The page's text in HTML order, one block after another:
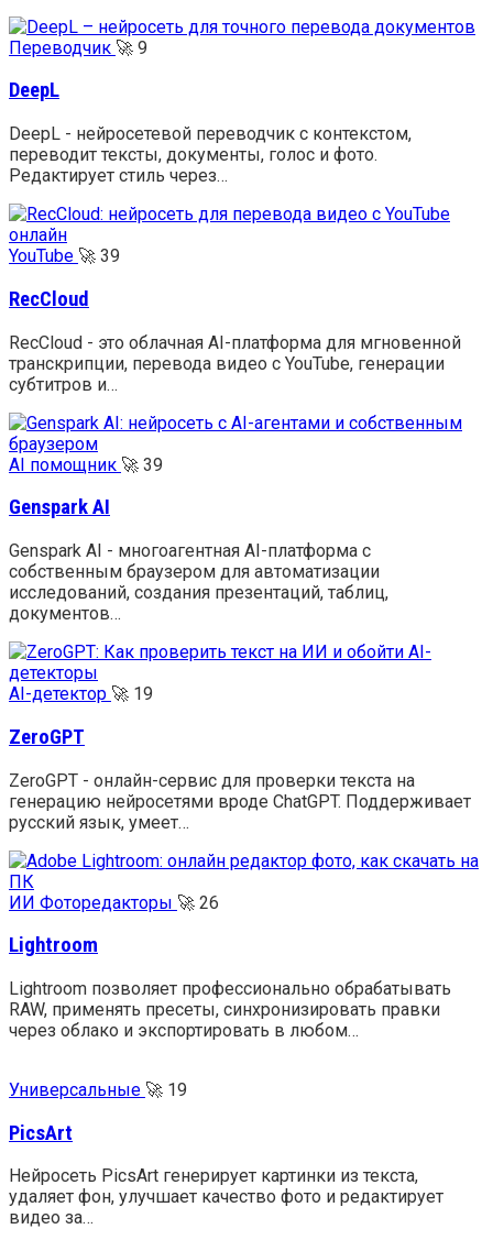
Переводчик 🚀 9
DeepL
DeepL - нейросетевой переводчик с контекстом,
переводит тексты, документы, голос и фото.
Редактирует стиль через…
YouTube 🚀 39
RecCloud
RecCloud - это облачная AI-платформа для мгновенной
транскрипции, перевода видео с YouTube, генерации
субтитров и…
AI помощник 🚀 39
Genspark AI
Genspark AI - многоагентная AI-платформа с
собственным браузером для автоматизации
исследований, создания презентаций, таблиц,
документов…
AI-детектор 🚀 19
ZeroGPT
ZeroGPT - онлайн-сервис для проверки текста на
генерацию нейросетями вроде ChatGPT. Поддерживает
русский язык, умеет…
ИИ Фоторедакторы 🚀 26
Lightroom
Lightroom позволяет профессионально обрабатывать
RAW, применять пресеты, синхронизировать правки
через облако и экспортировать в любом…
Универсальные 🚀 19
PicsArt
Нейросеть PicsArt генерирует картинки из текста,
удаляет фон, улучшает качество фото и редактирует
видео за…